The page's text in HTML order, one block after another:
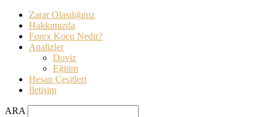
Zarar Olasılığınız
Hakkımızda
Forex Koçu Nedir?
Analizler
Doviz
Eğitim
Hesap Çeşitleri
İletişim
ARA